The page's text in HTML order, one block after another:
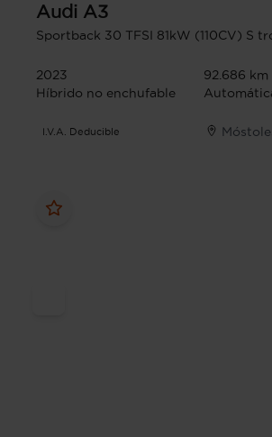
Audi A3
Sportback 30 TFSI 81kW (110CV) S
2023
92.686 km
Híbrido no enchufable
I.V.A. Deducible